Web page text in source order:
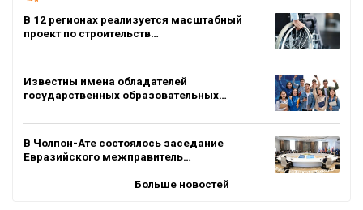
В 12 регионах реализуется масштабный
проект по строительств…
Известны имена обладателей
государственных образовательных…
В Чолпон-Ате состоялось заседание
Евразийского межправитель…
Больше новостей